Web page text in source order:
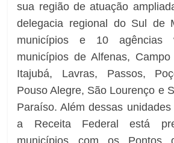
sua região de atuação
delegacia regional do Sul de
municípios e 10 agências
municípios de Alfenas,
Itajubá, Lavras, Passos,
Pouso Alegre, São Lourenço e
Paraíso. Além dessas
a Receita Federal está
municípios com os Pontos